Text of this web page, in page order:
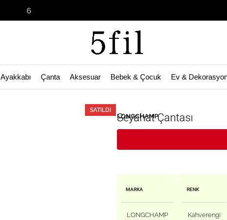
Ayakkabı Çanta Aksesuar Bebek & Çocuk Ev &
SATILDI
LONGCHAMP
Seyahat Çantası
MARKA
LONGCHAMP
RENK
Kahverengi